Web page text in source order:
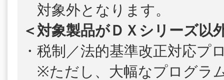
対象外となります。
＜対象製品がＤＸシリーズ以
・税制／法的基準改正対応プ
※ただし、大幅なプログラ